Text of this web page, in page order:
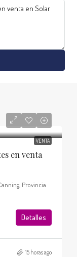
VENTA
en venta
Provincia
Detalles
15 horas ago